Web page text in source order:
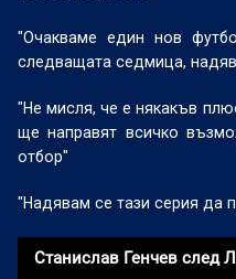
"Очакваме един нов
следващата седмица,
"Не мисля, че е някакъв
ще направят всичко
отбор"
"Надявам се тази серия да